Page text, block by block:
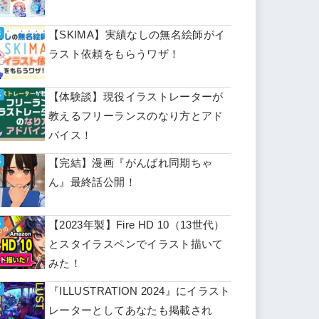
【SKIMA】実績なしの無名絵師がイ
ラスト依頼をもらうワザ！
【体験談】現役イラストレーターが
教えるフリーランスのなり方とアド
バイス！
【完結】漫画『がんばれ同期ちゃ
ん』最終話公開！
【2023年製】Fire HD 10（13世代）
とスタイラスペンでイラスト描いて
みた！
『ILLUSTRATION 2024』にイラスト
レーターとしてあなたも掲載され